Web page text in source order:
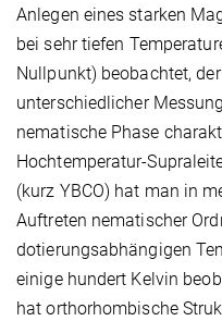
Anlegen eines starken
bei sehr tiefen
Nullpunkt) beobachtet,
unterschiedlicher
nematische Phase
Hochtemperatur-
(kurz YBCO) hat man in
Auftreten nematischer
dotierungsabhängigen
einige hundert Kelvin
hat orthorhombische